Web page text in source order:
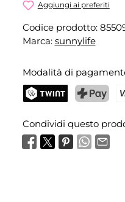
Aggiungi ai preferiti
Codice prodotto:
Marca: sunnylife
Modalità di
Condividi questo